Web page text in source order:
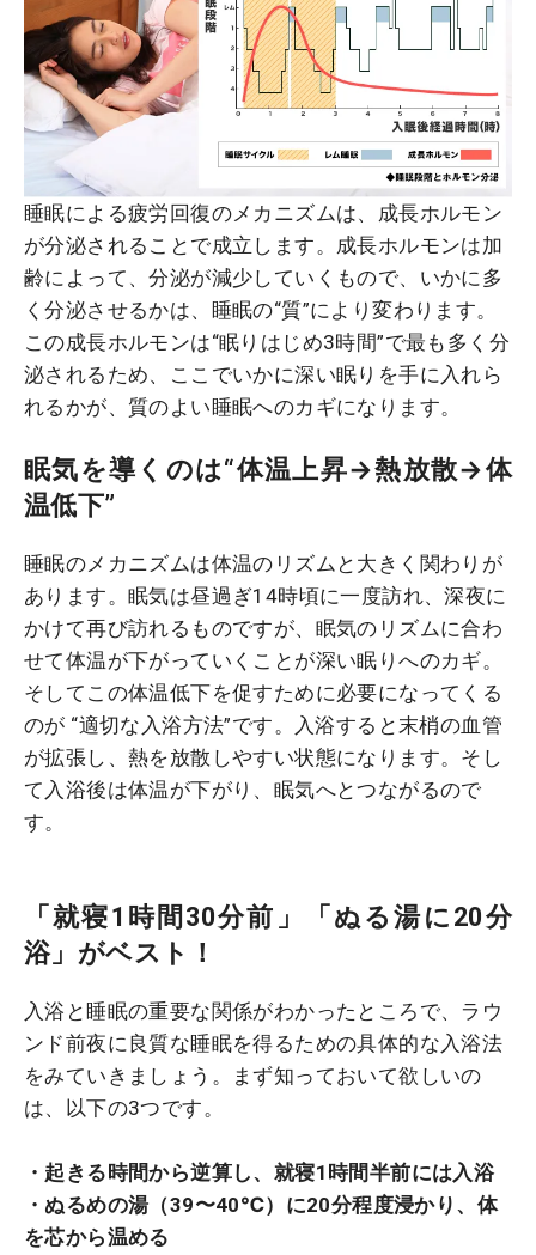
睡眠による疲労回復のメカニズムは、成長ホルモン
が分泌されることで成立します。成長ホルモンは加
齢によって、分泌が減少していくもので、いかに多
く分泌させるかは、睡眠の“質”により変わります。
この成長ホルモンは“眠りはじめ3時間”で最も多く分
泌されるため、ここでいかに深い眠りを手に入れら
れるかが、質のよい睡眠へのカギになります。
眠気を導くのは“体温上昇→熱放散→体
温低下”
睡眠のメカニズムは体温のリズムと大きく関わりが
あります。眠気は昼過ぎ14時頃に一度訪れ、深夜に
かけて再び訪れるものですが、眠気のリズムに合わ
せて体温が下がっていくことが深い眠りへのカギ。
そしてこの体温低下を促すために必要になってくる
のが “適切な入浴方法”です。入浴すると末梢の血管
が拡張し、熱を放散しやすい状態になります。そし
て入浴後は体温が下がり、眠気へとつながるので
す。
「就寝1時間30分前」「ぬる湯に20分
浴」がベスト！
入浴と睡眠の重要な関係がわかったところで、ラウ
ンド前夜に良質な睡眠を得るための具体的な入浴法
をみていきましょう。まず知っておいて欲しいの
は、以下の3つです。
・起きる時間から逆算し、就寝1時間半前には入浴
・ぬるめの湯（39〜40℃）に20分程度浸かり、体
を芯から温める